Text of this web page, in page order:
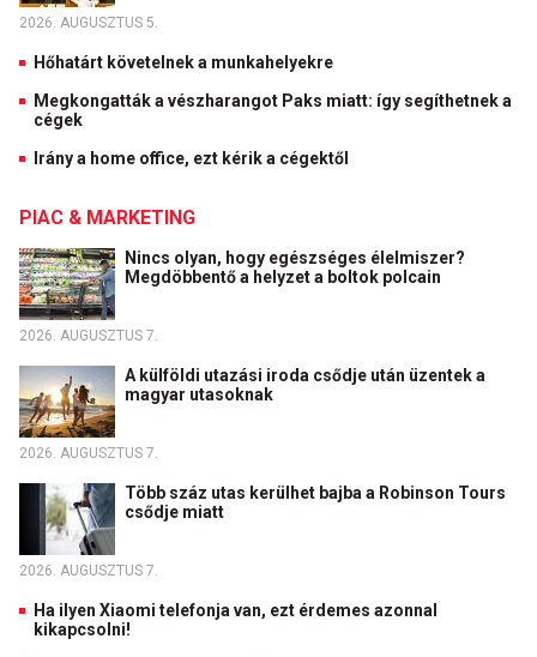
2026. AUGUSZTUS 5.
Hőhatárt követelnek a munkahelyekre
Megkongatták a vészharangot Paks miatt: így segíthetnek a
cégek
Irány a home office, ezt kérik a cégektől
PIAC & MARKETING
Nincs olyan, hogy egészséges élelmiszer?
Megdöbbentő a helyzet a boltok polcain
2026. AUGUSZTUS 7.
A külföldi utazási iroda csődje után üzentek a
magyar utasoknak
2026. AUGUSZTUS 7.
Több száz utas kerülhet bajba a Robinson Tours
csődje miatt
2026. AUGUSZTUS 7.
Ha ilyen Xiaomi telefonja van, ezt érdemes azonnal
kikapcsolni!